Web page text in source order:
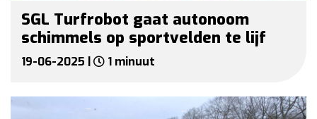
SGL Turfrobot gaat autonoom
schimmels op sportvelden te lijf
19-06-2025 | 1 minuut